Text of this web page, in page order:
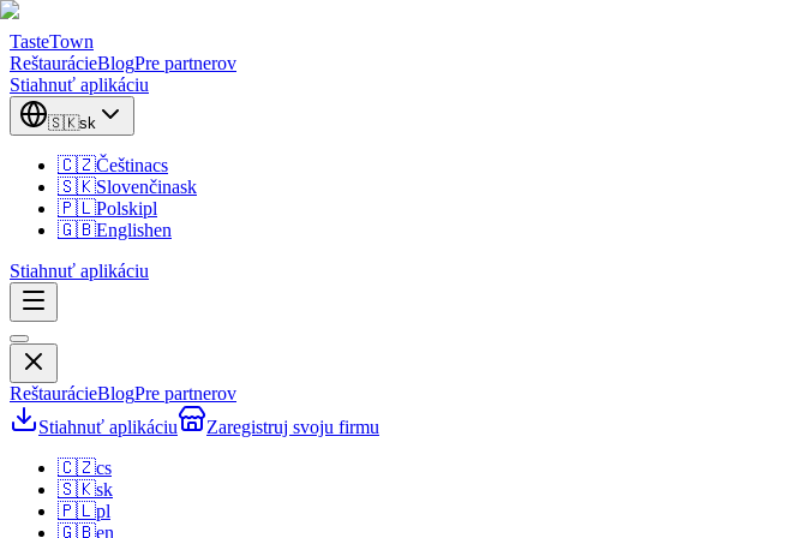
TasteTown
ReštaurácieBlogPre partnerov
Stiahnuť aplikáciu
🇸🇰sk
🇨🇿Češtinacs
🇸🇰Slovenčinask
🇵🇱Polskipl
🇬🇧Englishen
Stiahnuť aplikáciu
ReštaurácieBlogPre partnerov
Stiahnuť aplikáciu
Zaregistruj svoju firmu
🇨🇿cs
🇸🇰sk
🇵🇱pl
🇬🇧en